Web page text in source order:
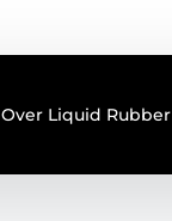
Over Liquid Rubber